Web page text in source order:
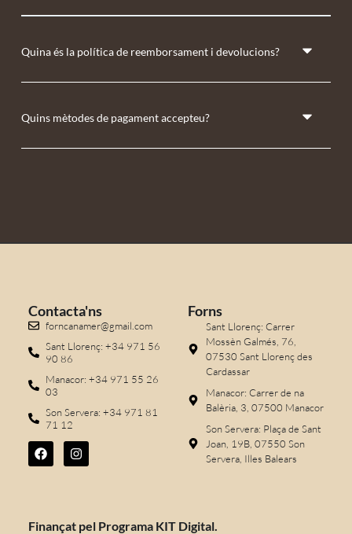
Quina és la política de reemborsament i devolucions?
Quins mètodes de pagament accepteu?
Finançat pel Programa KIT Digital.
Contacta'ns
forncanamer@gmail.com
Sant Llorenç: +34 971 56
90 86
Manacor: +34 971 55 26
03
Son Servera: +34 971 81
71 12
Forns
Sant Llorenç: Carrer
Mossèn Galmés, 76,
07530 Sant Llorenç des
Cardassar
Manacor: Carrer de na
Balèria, 3, 07500 Manacor
Son Servera: Plaça de Sant
Joan, 19B, 07550 Son
Servera, Illes Balears